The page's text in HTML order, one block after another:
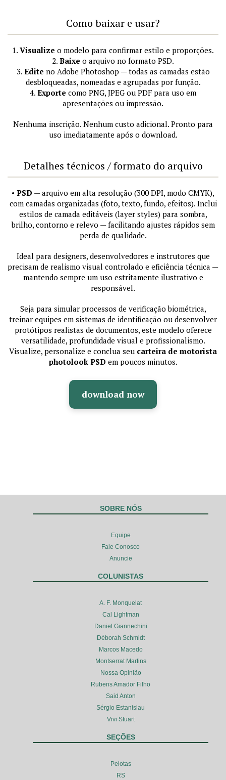
Como baixar e usar?
1. Visualize o modelo para confirmar estilo e proporções.
2. Baixe o arquivo no formato PSD.
3. Edite no Adobe Photoshop — todas as camadas estão
desbloqueadas, nomeadas e agrupadas por função.
4. Exporte como PNG, JPEG ou PDF para uso em
apresentações ou impressão.
Nenhuma inscrição. Nenhum custo adicional. Pronto para
uso imediatamente após o download.
Detalhes técnicos / formato do arquivo
• PSD — arquivo em alta resolução (300 DPI, modo CMYK),
com camadas organizadas (foto, texto, fundo, efeitos). Inclui
estilos de camada editáveis (layer styles) para sombra,
brilho, contorno e relevo — facilitando ajustes rápidos sem
perda de qualidade.
Ideal para designers, desenvolvedores e instrutores que
precisam de realismo visual controlado e eficiência técnica —
mantendo sempre um uso estritamente ilustrativo e
responsável.
Seja para simular processos de verificação biométrica,
treinar equipes em sistemas de identificação ou desenvolver
protótipos realistas de documentos, este modelo oferece
versatilidade, profundidade visual e profissionalismo.
Visualize, personalize e conclua seu carteira de motorista
photolook PSD em poucos minutos.
download now
SOBRE NÓS
Equipe
Fale Conosco
Anuncie
COLUNISTAS
A. F. Monquelat
Cal Lightman
Daniel Giannechini
Déborah Schmidt
Marcos Macedo
Montserrat Martins
Nossa Opinião
Rubens Amador Filho
Said Anton
Sérgio Estanislau
Vivi Stuart
SEÇÕES
Pelotas
RS